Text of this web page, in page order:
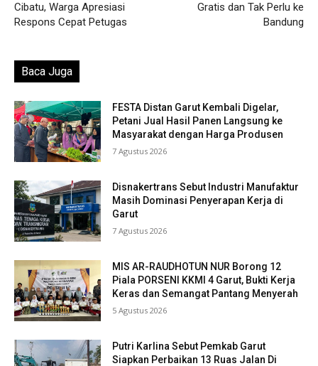
Cibatu, Warga Apresiasi
Respons Cepat Petugas
Gratis dan Tak Perlu ke
Bandung
Baca Juga
FESTA Distan Garut Kembali Digelar,
Petani Jual Hasil Panen Langsung ke
Masyarakat dengan Harga Produsen
7 Agustus 2026
Disnakertrans Sebut Industri Manufaktur
Masih Dominasi Penyerapan Kerja di
Garut
7 Agustus 2026
MIS AR-RAUDHOTUN NUR Borong 12
Piala PORSENI KKMI 4 Garut, Bukti Kerja
Keras dan Semangat Pantang Menyerah
5 Agustus 2026
Putri Karlina Sebut Pemkab Garut
Siapkan Perbaikan 13 Ruas Jalan Di